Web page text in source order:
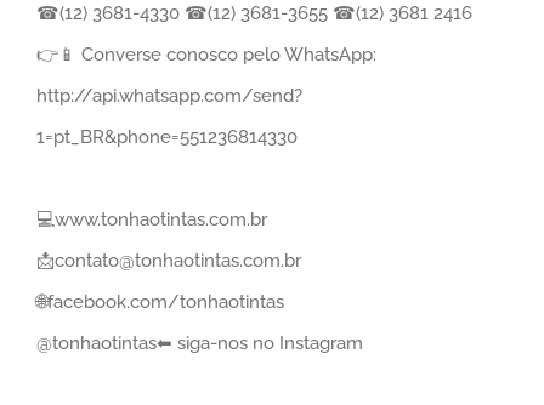
☎(12) 3681-4330 ☎(12) 3681-3655 ☎(12) 3681 2416⠀
👉📱 Converse conosco pelo WhatsApp:
http://api.whatsapp.com/send?
1=pt_BR&phone=551236814330⠀
💻www.tonhaotintas.com.br⠀
📩contato@tonhaotintas.com.br⠀
🌐facebook.com/tonhaotintas⠀
@tonhaotintas⬅ siga-nos no Instagram